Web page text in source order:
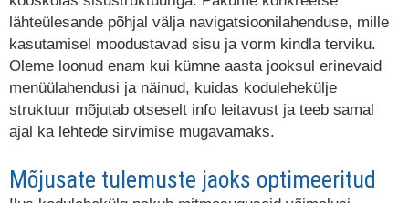
lähteülesande põhjal välja navigatsioonilahenduse, mille
kasutamisel moodustavad sisu ja vorm kindla terviku.
Oleme loonud enam kui kümne aasta jooksul erinevaid
menüülahendusi ja näinud, kuidas kodulehekülje
struktuur mõjutab otseselt info leitavust ja teeb samal
ajal ka lehtede sirvimise mugavamaks.
Mõjusate tulemuste jaoks optimeeritud